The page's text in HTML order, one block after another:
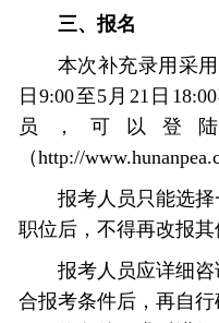
三、报名
本次补充录用采
日9:00至5月21日
员，可以登
（http://
报考人员只能选
职位后，不得再改报其
报考人员应详细
合报考条件后，再自